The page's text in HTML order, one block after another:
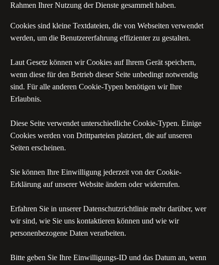
Rahmen Ihrer Nutzung der Dienste gesammelt haben.
Cookies sind kleine Textdateien, die von Webseiten verwendet
werden, um die Benutzererfahrung effizienter zu gestalten.
Laut Gesetz können wir Cookies auf Ihrem Gerät speichern,
wenn diese für den Betrieb dieser Seite unbedingt notwendig
sind. Für alle anderen Cookie-Typen benötigen wir Ihre
Erlaubnis.
Diese Seite verwendet unterschiedliche Cookie-Typen. Einige
Cookies werden von Drittparteien platziert, die auf unseren
Seiten erscheinen.
Sie können Ihre Einwilligung jederzeit von der Cookie-
Erklärung auf unserer Website ändern oder widerrufen.
Erfahren Sie in unserer Datenschutzrichtlinie mehr darüber, wer
wir sind, wie Sie uns kontaktieren können und wie wir
personenbezogene Daten verarbeiten.
Bitte geben Sie Ihre Einwilligungs-ID und das Datum an, wenn